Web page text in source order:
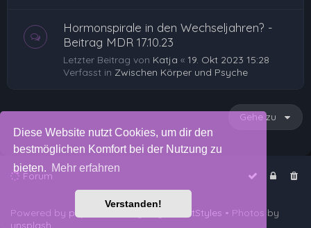
Diese Website nutzt Cookies, um dir den
bestmöglichen Komfort bei der Nutzung zu
bieten. Mehr erfahren
Verstanden!
Hormonspirale in den Wechseljahren? -
Beitrag MDR 17.10.23
Letzter Beitrag von Katja « 19. Okt 2023 15:28
Verfasst in Zwischen Körper und Psyche
Gehe zu
Forum
Powered by phpBB PlanetStyles • Photos by
unsplash